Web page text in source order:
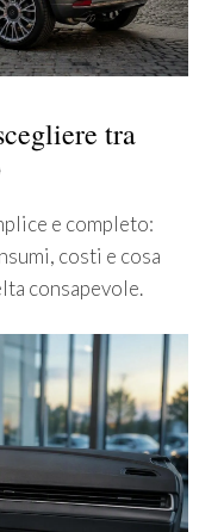
tra
e completo:
costi e cosa
consapevole.